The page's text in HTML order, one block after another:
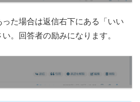
った場合は返信右下にある「いい
。回答者の励みになります。